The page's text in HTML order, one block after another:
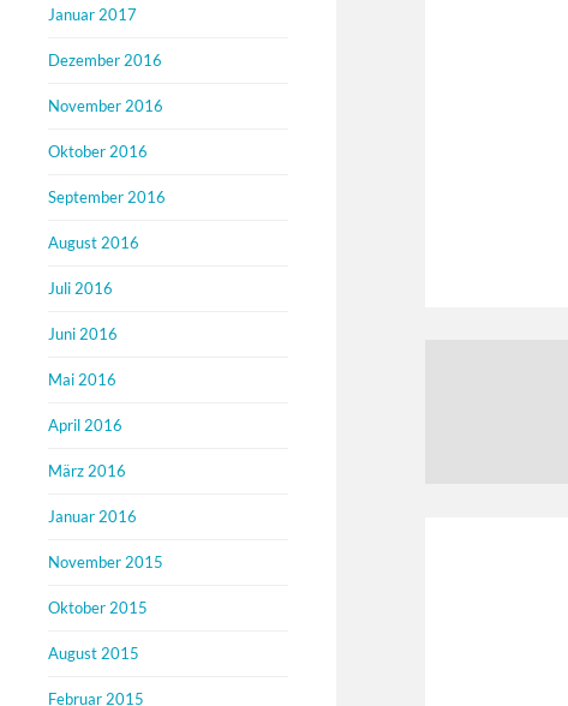
Januar 2017
Dezember 2016
November 2016
Oktober 2016
September 2016
August 2016
Juli 2016
Juni 2016
Mai 2016
April 2016
März 2016
Januar 2016
November 2015
Oktober 2015
August 2015
Februar 2015